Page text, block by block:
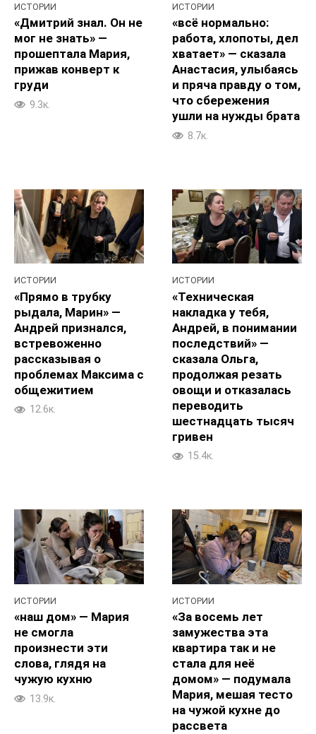
ИСТОРИИ
«Дмитрий знал. Он не
мог не знать» —
прошептала Мария,
прижав конверт к
груди
9.3к.
ИСТОРИИ
«всё нормально:
работа, хлопоты, дел
хватает» — сказала
Анастасия, улыбаясь
и пряча правду о том,
что сбережения
ушли на нужды брата
8.7к.
ИСТОРИИ
«Прямо в трубку
рыдала, Марин» —
Андрей признался,
встревоженно
рассказывая о
проблемах Максима с
общежитием
12.6к.
ИСТОРИИ
«Техническая
накладка у тебя,
Андрей, в понимании
последствий» —
сказала Ольга,
продолжая резать
овощи и отказалась
переводить
шестнадцать тысяч
гривен
15.4к.
ИСТОРИИ
«наш дом» — Мария
не смогла
произнести эти
слова, глядя на
чужую кухню
13.9к.
ИСТОРИИ
«За восемь лет
замужества эта
квартира так и не
стала для неё
домом» — подумала
Мария, мешая тесто
на чужой кухне до
рассвета